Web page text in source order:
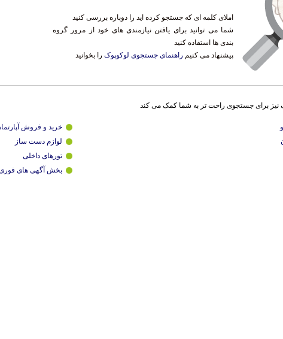
املای کلمه ای که جستجو کرده اید را دوباره بررسی کنید
شما می توانید برای یافتن نیازمندی های خود از مرور گروه
بندی ها استفاده کنید
پیشنهاد می کنیم راهنمای جستجوی لوکوپوک را بخوانید
نیز برای جستجوی راحت تر به شما کمک می کند
خرید و فروش
لوازم دست ساز
تورهای داخلی
بخش آگهی های